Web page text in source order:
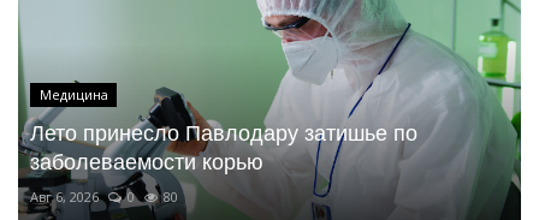
Медицина
Лето принесло Павлодару затишье по
заболеваемости корью
Авг 6, 2026 0 80